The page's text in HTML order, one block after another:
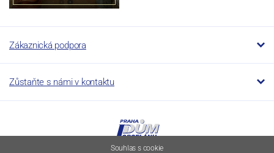
Zákaznická podpora
Zůstaňte s námi v kontaktu
Souhlas s cookie